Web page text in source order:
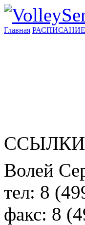
Главная РАСПИСАНИЕ
ССЫЛКИ
Волей
тел: 8
факс: 8